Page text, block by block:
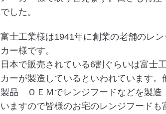
でした。
富士工業様は1941年に創業の老舗のレ
カー様です。
日本で販売されている6割ぐらいは富士
カーが製造しているといわれています。
製品 ＯＥＭでレンジフードなどを製造
いますので皆様のお宅のレンジフードも